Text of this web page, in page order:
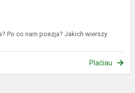
Po co nam poezja? Jakich wierszy
Plačiau